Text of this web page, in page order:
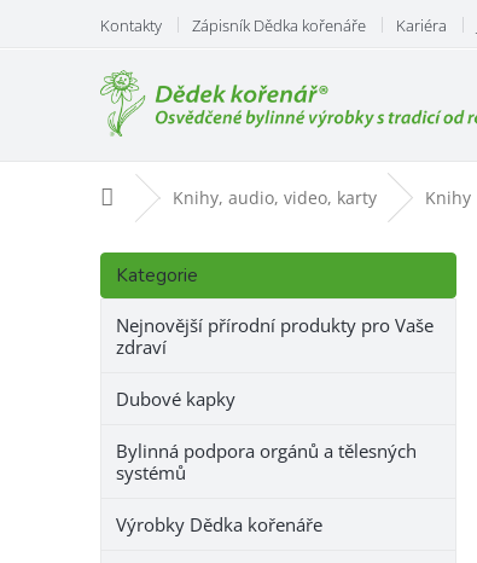
obsah
Kontakty Zápisník Dědka kořenáře Kariéra
Domů Knihy, audio, video, karty Knihy
P
s
Přeskočit
kategorie
Kategorie
Nejnovější přírodní produkty pro Vaše
zdraví
Dubové kapky
Bylinná podpora orgánů a tělesných
systémů
Výrobky Dědka kořenáře